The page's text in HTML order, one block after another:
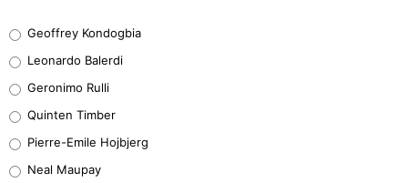
38%
32%
5%
Geoffrey Kondogbia
Leonardo Balerdi
Geronimo Rulli
Quinten Timber
Pierre-Emile Hojbjerg
Neal Maupay